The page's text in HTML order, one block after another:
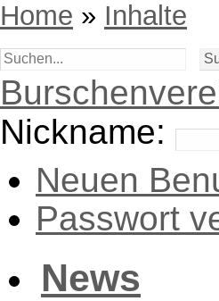
Home » Inhalte
Nickname:
Neuen
Passwort
News